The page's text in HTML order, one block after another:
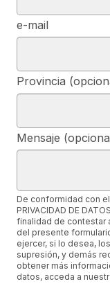
e-mail
Provincia
Mensaje
De conformidad con el
PRIVACIDAD DE
finalidad de contestar
del presente
ejercer, si lo desea,
supresión, y demás
obtener más
datos, acceda a